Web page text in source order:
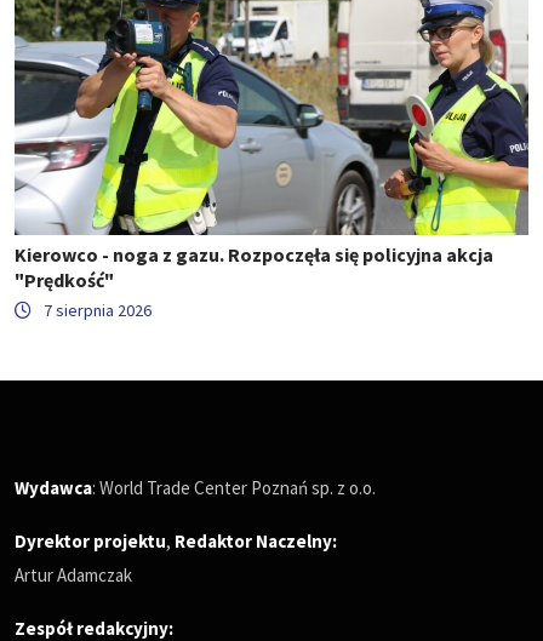
Kierowco - noga z gazu. Rozpoczęła się policyjna akcja
"Prędkość"
7 sierpnia 2026
Wydawca: World Trade Center Poznań sp. z o.o.
Dyrektor projektu, Redaktor Naczelny:
Artur Adamczak
Zespół redakcyjny: